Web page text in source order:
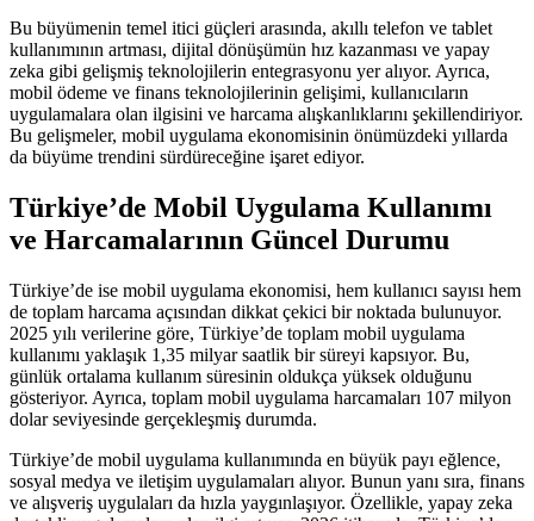
Bu büyümenin temel itici güçleri arasında, akıllı telefon ve tablet
kullanımının artması, dijital dönüşümün hız kazanması ve yapay
zeka gibi gelişmiş teknolojilerin entegrasyonu yer alıyor. Ayrıca,
mobil ödeme ve finans teknolojilerinin gelişimi, kullanıcıların
uygulamalara olan ilgisini ve harcama alışkanlıklarını şekillendiriyor.
Bu gelişmeler, mobil uygulama ekonomisinin önümüzdeki yıllarda
da büyüme trendini sürdüreceğine işaret ediyor.
Türkiye’de Mobil Uygulama Kullanımı
ve Harcamalarının Güncel Durumu
Türkiye’de ise mobil uygulama ekonomisi, hem kullanıcı sayısı hem
de toplam harcama açısından dikkat çekici bir noktada bulunuyor.
2025 yılı verilerine göre, Türkiye’de toplam mobil uygulama
kullanımı yaklaşık 1,35 milyar saatlik bir süreyi kapsıyor. Bu,
günlük ortalama kullanım süresinin oldukça yüksek olduğunu
gösteriyor. Ayrıca, toplam mobil uygulama harcamaları 107 milyon
dolar seviyesinde gerçekleşmiş durumda.
Türkiye’de mobil uygulama kullanımında en büyük payı eğlence,
sosyal medya ve iletişim uygulamaları alıyor. Bunun yanı sıra, finans
ve alışveriş uygulaları da hızla yaygınlaşıyor. Özellikle, yapay zeka